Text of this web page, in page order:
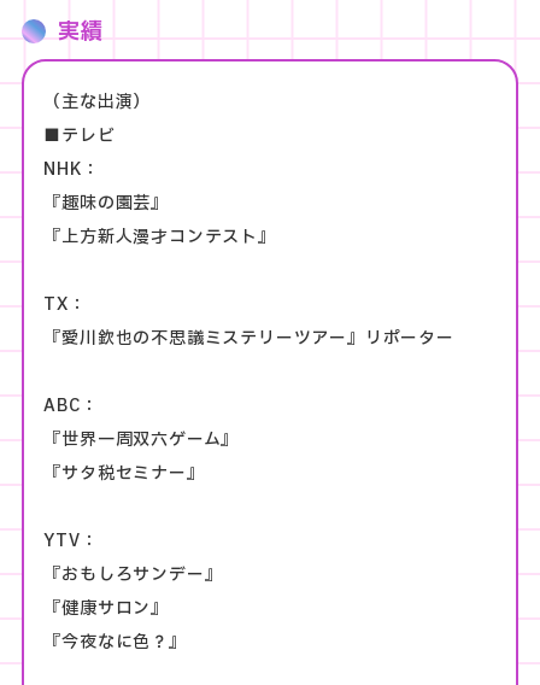
実績
（主な出演）
■テレビ
NHK：
『趣味の園芸』
『上方新人漫才コンテスト』
TX：
『愛川欽也の不思議ミステリーツアー』リポーター
ABC：
『世界一周双六ゲーム』
『サタ税セミナー』
YTV：
『おもしろサンデー』
『健康サロン』
『今夜なに色？』